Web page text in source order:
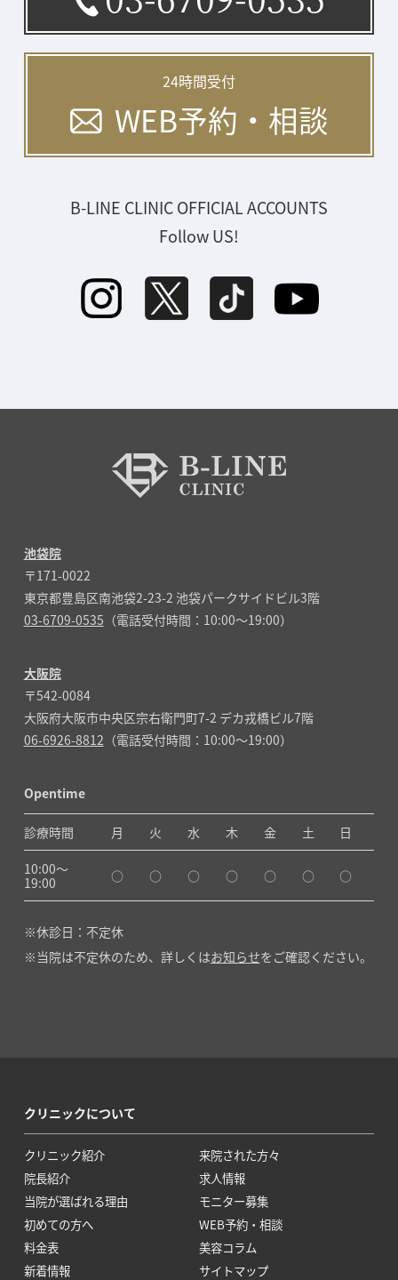
24時間受付
WEB予約・相談
B-LINE CLINIC OFFICIAL ACCOUNTS
Follow US!
池袋院
〒171-0022
東京都豊島区南池袋2-23-2 池袋パークサイドビル3階
03-6709-0535 （電話受付時間：10:00～19:00）
大阪院
〒542-0084
大阪府大阪市中央区宗右衛門町7-2 デカ戎橋ビル7階
06-6926-8812 （電話受付時間：10:00～19:00）
Opentime
診療時間 月 火 水 木 金 土 日
10:00〜
19:00
○ ○ ○ ○ ○ ○ ○
休診日：不定休
当院は不定休のため、詳しくはお知らせをご確認ください。
クリニックについて
クリニック紹介
院長紹介
当院が選ばれる理由
初めての方へ
料金表
新着情報
来院された方々
求人情報
モニター募集
WEB予約・相談
美容コラム
サイトマップ